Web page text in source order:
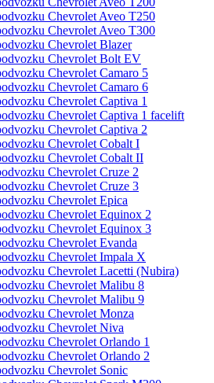
Chevrolet Aveo T250
Chevrolet Aveo T300
Chevrolet Blazer
Chevrolet Bolt EV
Chevrolet Camaro 5
Chevrolet Camaro 6
Chevrolet Captiva 1
Chevrolet Captiva 1 facelift
Chevrolet Captiva 2
Chevrolet Cobalt I
Chevrolet Cobalt II
Chevrolet Cruze 2
Chevrolet Cruze 3
Chevrolet Epica
Chevrolet Equinox 2
Chevrolet Equinox 3
Chevrolet Evanda
Chevrolet Impala X
Chevrolet Lacetti (Nubira)
Chevrolet Malibu 8
Chevrolet Malibu 9
Chevrolet Monza
Chevrolet Niva
Chevrolet Orlando 1
Chevrolet Orlando 2
Chevrolet Sonic